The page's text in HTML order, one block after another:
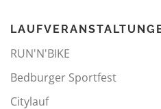
RUN'N'BIKE
Bedburger Sportfest
Citylauf